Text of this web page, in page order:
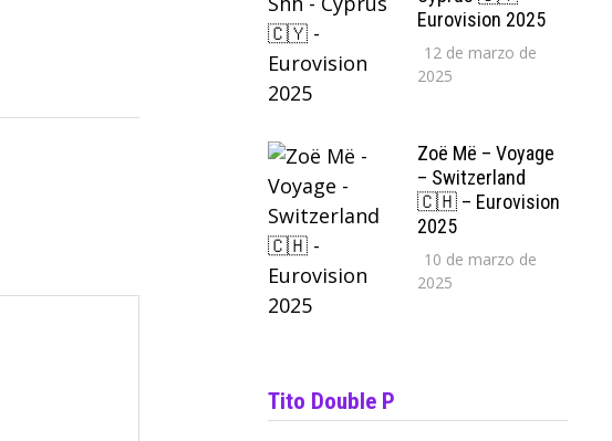
Eurovision 2025
12 de marzo de
2025
Zoë Më – Voyage
– Switzerland
🇨🇭 – Eurovision
2025
10 de marzo de
2025
Tito Double P